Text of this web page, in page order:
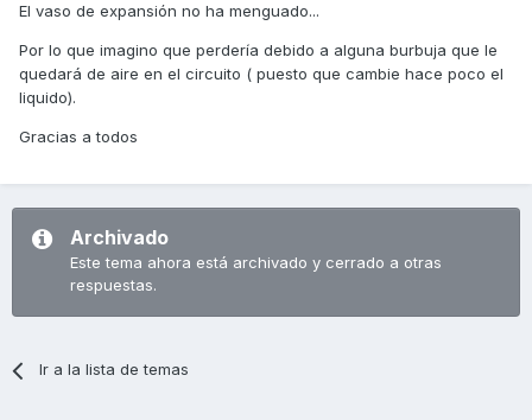
El vaso de expansión no ha menguado...
Por lo que imagino que perdería debido a alguna burbuja que le
quedará de aire en el circuito ( puesto que cambie hace poco el
liquido).
Gracias a todos
Archivado
Este tema ahora está archivado y cerrado a otras
respuestas.
Ir a la lista de temas